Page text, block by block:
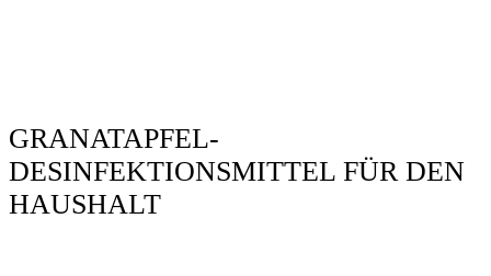
GRANATAPFEL-
DESINFEKTIONSMITTEL FÜR DEN
HAUSHALT